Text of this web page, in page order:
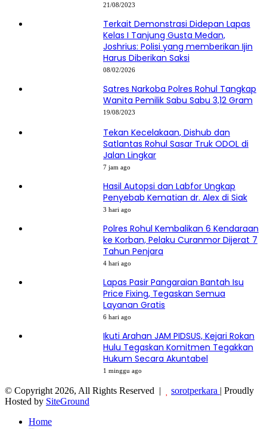
21/08/2023
Terkait Demonstrasi Didepan Lapas
Kelas I Tanjung Gusta Medan,
Joshrius: Polisi yang memberikan Ijin
Harus Diberikan Saksi
08/02/2026
Satres Narkoba Polres Rohul Tangkap
Wanita Pemilik Sabu Sabu 3,12 Gram
19/08/2023
Tekan Kecelakaan, Dishub dan
Satlantas Rohul Sasar Truk ODOL di
Jalan Lingkar
7 jam ago
Hasil Autopsi dan Labfor Ungkap
Penyebab Kematian dr. Alex di Siak
3 hari ago
Polres Rohul Kembalikan 6 Kendaraan
ke Korban, Pelaku Curanmor Dijerat 7
Tahun Penjara
4 hari ago
Lapas Pasir Pangaraian Bantah Isu
Price Fixing, Tegaskan Semua
Layanan Gratis
6 hari ago
Ikuti Arahan JAM PIDSUS, Kejari Rokan
Hulu Tegaskan Komitmen Tegakkan
Hukum Secara Akuntabel
1 minggu ago
© Copyright 2026, All Rights Reserved | sorotperkara | Proudly
Hosted by SiteGround
Home